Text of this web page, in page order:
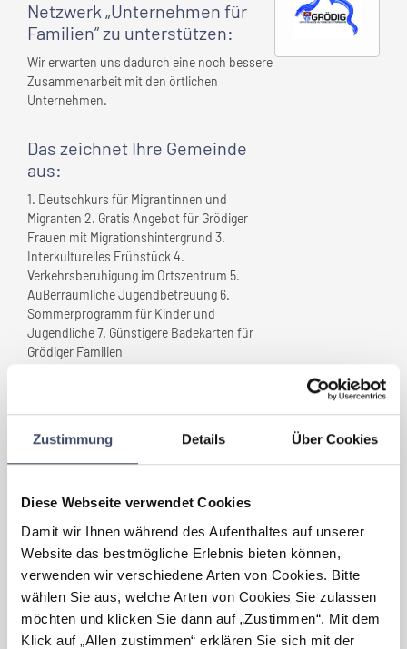
Zustimmung Details Über Cookies
Diese Webseite verwendet Cookies
Damit wir Ihnen während des Aufenthaltes auf unserer
Website das bestmögliche Erlebnis bieten können,
verwenden wir verschiedene Arten von Cookies. Bitte
wählen Sie aus, welche Arten von Cookies Sie zulassen
möchten und klicken Sie dann auf „Zustimmen“. Mit dem
Klick auf „Allen zustimmen“ erklären Sie sich mit der
Netzwerk „Unternehmen für
Familien” zu unterstützen:
Wir erwarten uns dadurch eine noch bessere
Zusammenarbeit mit den örtlichen
Unternehmen.
Das zeichnet Ihre Gemeinde
aus:
1. Deutschkurs für Migrantinnen und
Migranten 2. Gratis Angebot für Grödiger
Frauen mit Migrationshintergrund 3.
Interkulturelles Frühstück 4.
Verkehrsberuhigung im Ortszentrum 5.
Außerräumliche Jugendbetreuung 6.
Sommerprogramm für Kinder und
Jugendliche 7. Günstigere Badekarten für
Grödiger Familien
gesetzt, dieIhre Gemeinde
„familienfreundlich” gemacht
haben?
- Ausbau der Kinderbetreuung (Einrichtung
Schulkind- und Mittagsgruppen) - Ausbau
der Zeiten der Kinderbetreuung (Früh- und
Spätdienste, Ausweitung der
Kinderbetreuung in den Ferien) -
Unterstützung der KindergartenpädagIn